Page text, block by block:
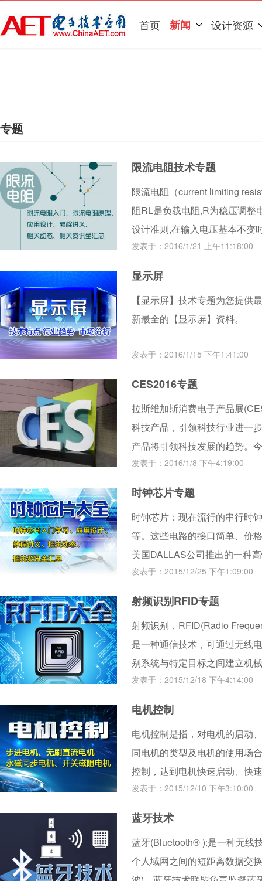
首页 新闻 设计资源
专题
限流电阻技术专题
限流电阻（current limiting
阻RL是负载电阻,R为稳压调整
设计准则,在输入电压基本不变
电流却减少。
发表于：2016/1/21 上午11:18:00
显示屏
【显示屏】技术专题为您提供
新最全的【显示屏】资料。
发表于：2016/1/15 下午1:41:00
CES2016专题
拉斯维加斯消费电子产品展
科技产品，引领科技行业进一
产品将引领科技发展的趋势。
品可能不会很快深入市场，也
发表于：2016/1/8 下午4:19:00
时钟芯片专题
时钟芯片：现在流行的串行时
等。这些电路的接口简单、价
美国DALLAS公司推出的一种
可以对年、月、日、周日、时
次传送多个字节的时钟信号或
发表于：2015/12/25 下午1:09:00
射频识别RFID专题
射频识别，RFID(Radio
是一种通信技术，可通过无线
别系统与特定目标之间建立机
100GHz，适用于短距离识别
发表于：2015/12/18 下午4:14:00
电机控制
电机控制是指，对电机的启动
同电机的类型及电机的使用场
控制，达到电机快速启动、快
的。
发表于：2015/12/10 下午3:10:00
蓝牙技术
蓝牙(Bluetooth® ):是一种无线
个人域网之间的短距离数据交